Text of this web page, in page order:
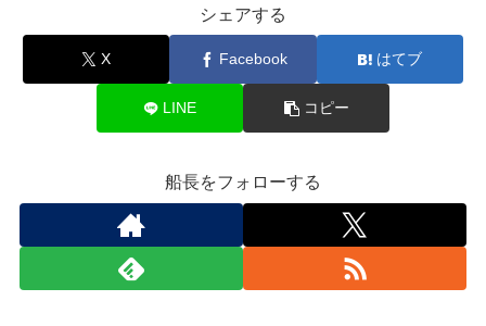
シェアする
X Facebook はてブ
LINE コピー
船長をフォローする